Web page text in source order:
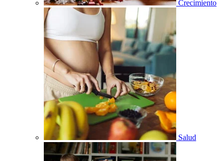
Crecimiento
Salud